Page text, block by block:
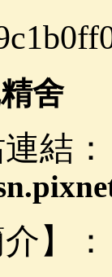
舍
結：
】：